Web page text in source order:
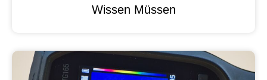
Wissen Müssen